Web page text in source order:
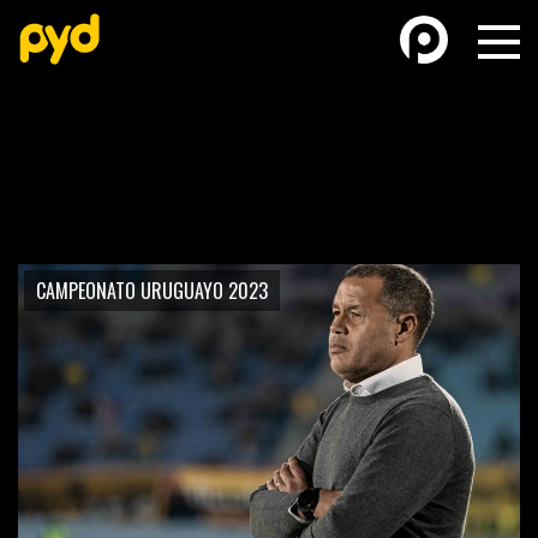
FUTSAL FUTSAL FEMENINO
CAMPEONATO URUGUAYO 2023